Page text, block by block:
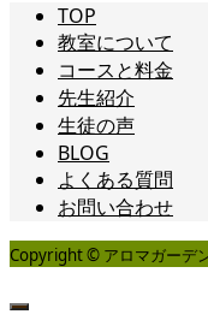
TOP
教室について
コースと料金
先生紹介
生徒の声
BLOG
よくある質問
お問い合わせ
Copyright © アロマガーデ